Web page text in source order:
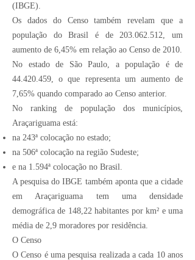
(IBGE).
Os dados do Censo também revelam que a
população do Brasil é de 203.062.512 , um
aumento de 6,45% em relação ao Censo de 2010.
No estado de São Paulo, a população é de
44.420.459 , o que representa um aumento de
7,65% quando comparado ao Censo anterior.
No ranking de população dos municípios,
Araçariguama está:
na 243ª colocação no estado;
na 506ª colocação na região Sudeste;
e na 1.594ª colocação no Brasil.
A pesquisa do IBGE também aponta que a cidade
em Araçariguama tem uma densidade
demográfica de 148,22 habitantes por km² e uma
média de 2,9 moradores por residência.
O Censo
O Censo é uma pesquisa realizada a cada 10 anos